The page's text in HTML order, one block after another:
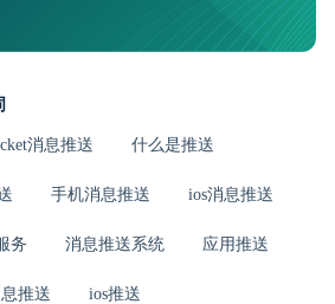
消息推送 什么是推送
手机消息推送 ios消息推送
务 消息推送系统 应用推送
推送 ios推送